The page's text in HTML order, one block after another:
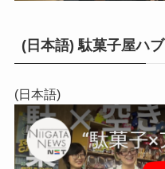
(日本語) 駄菓子屋ハブ
(日本語)